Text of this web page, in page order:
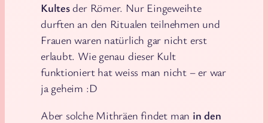
Kultesder Römer. Nur Eingeweihte
durften an den Ritualen teilnehmen und
Frauen waren natürlich gar nicht erst
erlaubt. Wie genau dieser Kult
funktioniert hat weiss man nicht – er war
ja geheim :D
Aber solche Mithräen findet man in den